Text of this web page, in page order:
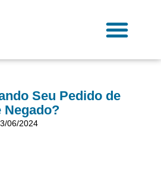
Seu Pedido de
Negado?
06/2024